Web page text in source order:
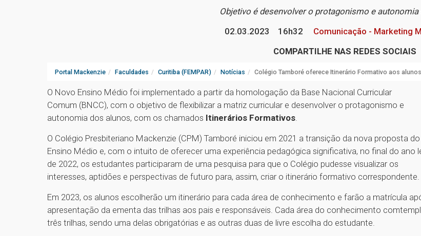
Objetivo é desenvolver o protagonismo e autonomia
02.03.2023
16h32
Comunicação - Marketing
COMPARTILHE NAS REDES SOCIAIS
Portal Mackenzie Faculdades Curitiba (FEMPAR) Notícias Colégio Tamboré oferece Itinerário Formativo aos
O Novo Ensino Médio foi implementado a partir da homologação da Base Nacional Curricular
Comum (BNCC), com o objetivo de flexibilizar a matriz curricular e desenvolver o protagonismo e
autonomia dos alunos, com os chamados Itinerários Formativos.
O Colégio Presbiteriano Mackenzie (CPM) Tamboré iniciou em 2021 a transição da nova proposta do
Ensino Médio e, com o intuito de oferecer uma experiência pedagógica significativa, no final do ano
de 2022, os estudantes participaram de uma pesquisa para que o Colégio pudesse visualizar os
interesses, aptidões e perspectivas de futuro para, assim, criar o itinerário formativo correspondente.
Em 2023, os alunos escolherão um itinerário para cada área de conhecimento e farão a matrícula
apresentação da ementa das trilhas aos pais e responsáveis. Cada área do conhecimento
três trilhas, sendo uma delas obrigatórias e as outras duas de livre escolha do estudante.